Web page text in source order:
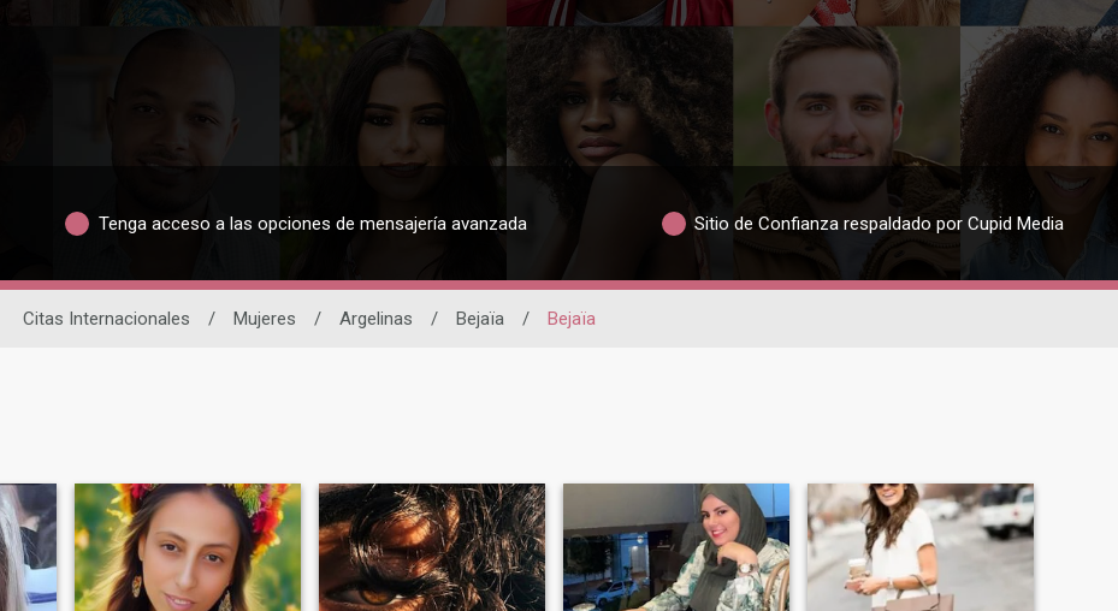
Tenga acceso a las opciones de mensajería avanzada Sitio de Confianza respaldado por Cupid Media
Citas Internacionales / Mujeres / Argelinas / Bejaïa / Bejaïa